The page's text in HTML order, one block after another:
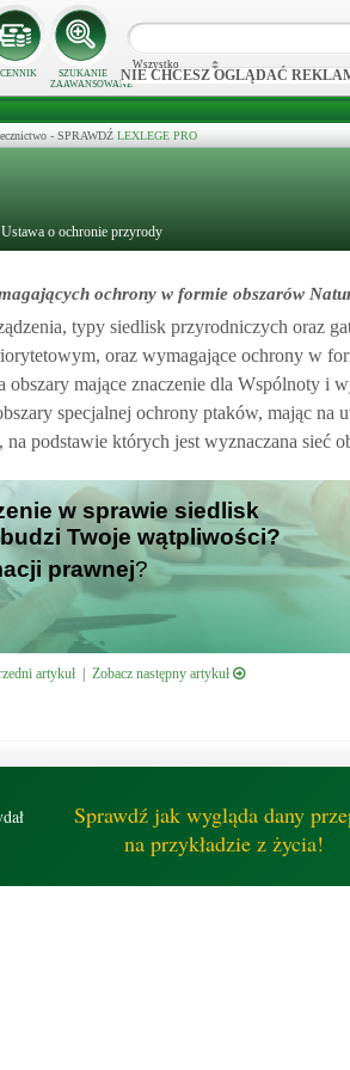
CENNIK
SZUKANIE
ZAAWANSOWANE
Wszystko
NIE CHCESZ OGLĄDAĆ
- SPRAWDŹ LEXLEGE PRO
o ochronie przyrody
ochrony w formie obszarów
typy siedlisk przyrodniczych oraz
oraz wymagające ochrony w
mające znaczenie dla Wspólnoty i
specjalnej ochrony ptaków, mając na
podstawie których jest wyznaczana sieć
w sprawie siedlisk
Twoje wątpliwości?
prawnej?
artykuł| Zobacz następny artykuł
Sprawdź jak wygląda dany
na przykładzie z życia!